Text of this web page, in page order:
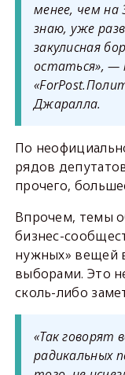
менее, чем на
знаю, уже
закулисная
остаться», —
Джаралла.
По
рядов
прочего,
Впрочем, темы
бизнес-
нужных» вещей
выборами. Это
сколь-либо
«Так говорят
радикальных